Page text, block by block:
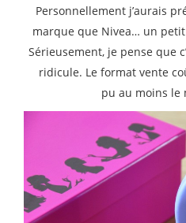
Personnellement j’aurais
marque que Nivea… un petit
Sérieusement, je pense que
ridicule. Le format vente
pu au moins le